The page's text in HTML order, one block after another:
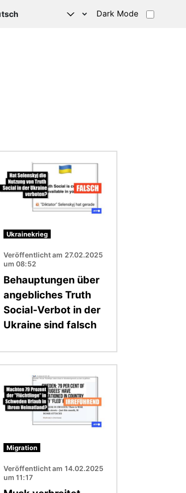
Dark Mode
Ukrainekrieg
Veröffentlicht am 27.02.2025
um 08:52
Behauptungen über
angebliches Truth
Social-Verbot in der
Ukraine sind falsch
Migration
Veröffentlicht am 14.02.2025
um 11:17